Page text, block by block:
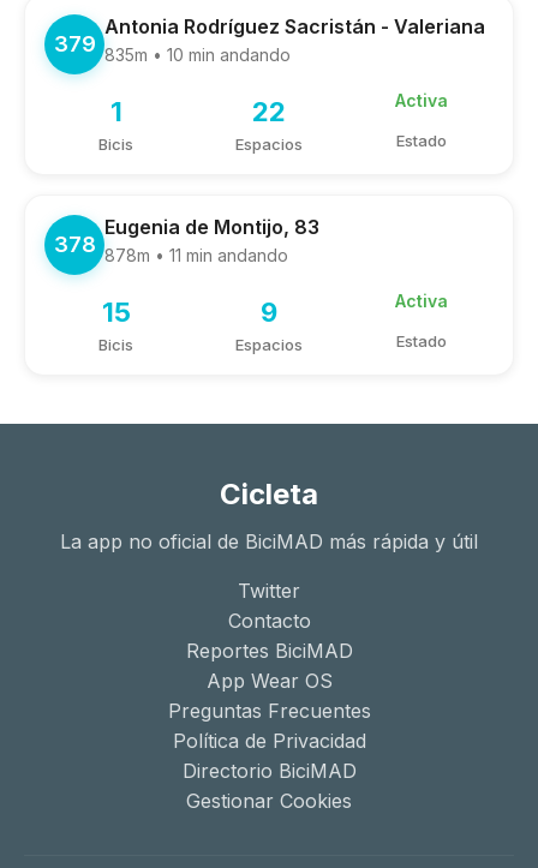
379
Antonia Rodríguez Sacristán - Valeriana
835m • 10 min andando
1
Bicis
22
Espacios
Activa
Estado
378
Eugenia de Montijo, 83
878m • 11 min andando
15
Bicis
9
Espacios
Activa
Estado
Cicleta
La app no oficial de BiciMAD más rápida y útil
Twitter
Contacto
Reportes BiciMAD
App Wear OS
Preguntas Frecuentes
Política de Privacidad
Directorio BiciMAD
Gestionar Cookies